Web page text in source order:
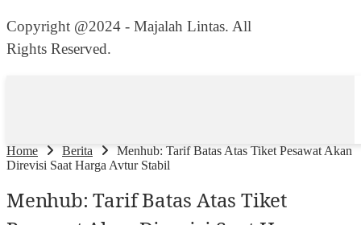
Copyright @2024 - Majalah Lintas. All
Rights Reserved.
Home Berita
Menhub: Tarif Batas Atas Tiket Pesawat Akan
Direvisi Saat Harga Avtur Stabil
Menhub: Tarif Batas Atas Tiket